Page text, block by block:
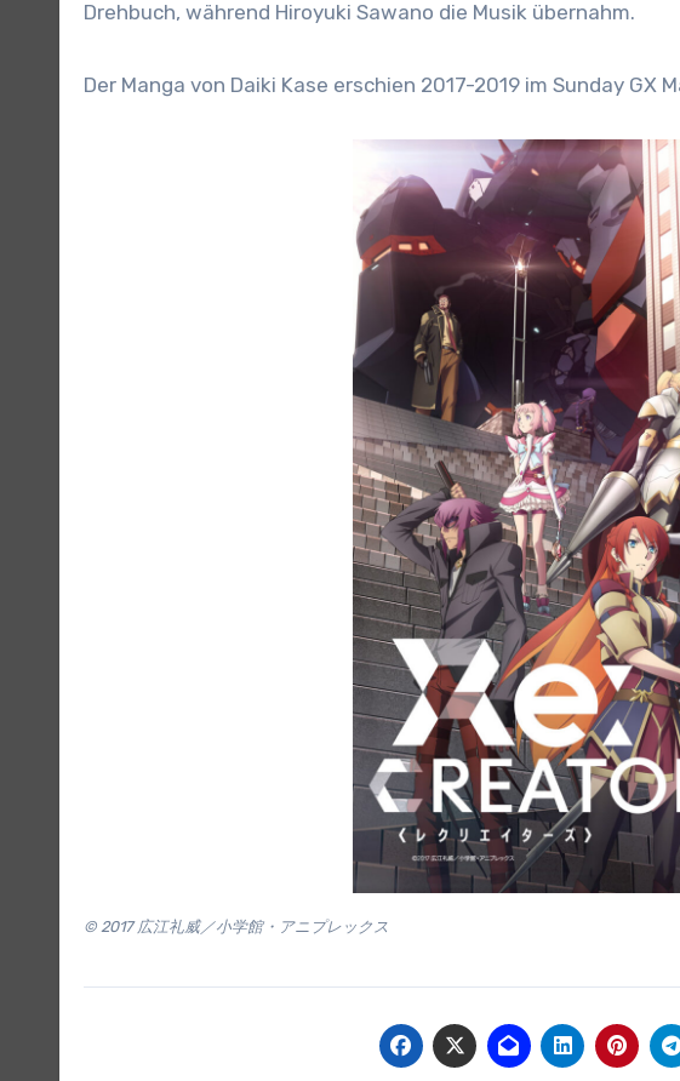
Drehbuch, während Hiroyuki Sawano die Musik übernahm.
Der Manga von Daiki Kase erschien 2017-2019 im Sunday GX
© 2017 広江礼威／小学館・アニプレックス